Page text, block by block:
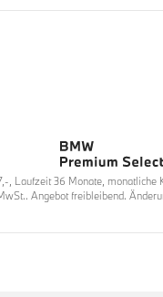
, Laufzeit 36 Monate, monatliche
Angebot freibleibend.